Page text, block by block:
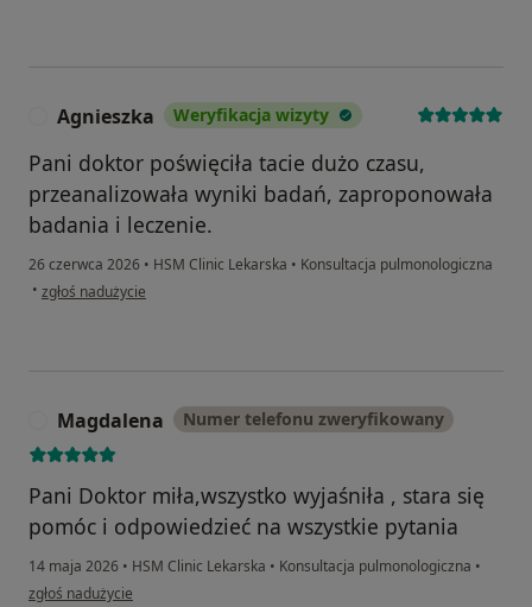
Agnieszka Weryfikacja wizyty
Pani doktor poświęciła tacie dużo czasu,
przeanalizowała wyniki badań, zaproponowała
badania i leczenie.
26 czerwca 2026 • HSM Clinic Lekarska • Konsultacja pulmonologiczna
• w opinii użytkownika Agnieszka
zgłoś nadużycie
Magdalena Numer telefonu zweryfikowany
Pani Doktor miła,wszystko wyjaśniła , stara się
pomóc i odpowiedzieć na wszystkie pytania
14 maja 2026 • HSM Clinic Lekarska • Konsultacja pulmonologiczna •
w opinii użytkownika Magdalena
zgłoś nadużycie